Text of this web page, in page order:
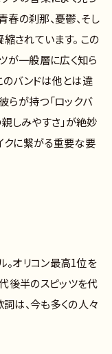
春の刹那、憂鬱、そし
されています。 この
が一般層に広く知ら
のバンドは他とは違
らが持つ「ロックバ
親しみやすさ」が絶妙
クに繋がる重要な要
オリコン最高1位を
後半のスピッツを代
は、今も多くの人々